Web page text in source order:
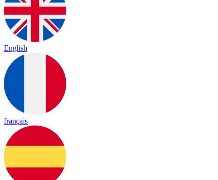
English
français